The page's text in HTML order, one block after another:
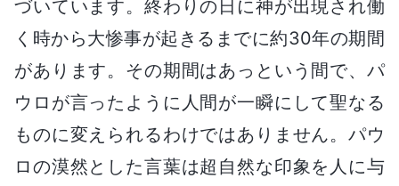
づいています。終わりの日に神が出現され働
く時から大惨事が起きるまでに約30年の期間
があります。その期間はあっという間で、パ
ウロが言ったように人間が一瞬にして聖なる
ものに変えられるわけではありません。パウ
ロの漠然とした言葉は超自然な印象を人に与